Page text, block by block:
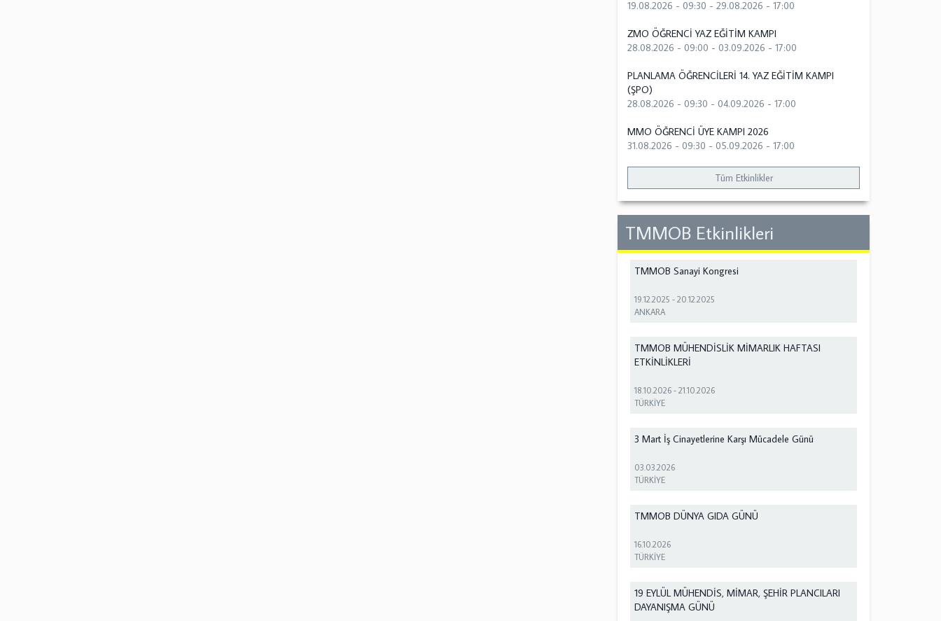
19.08.2026 - 09:30 -29.08.2026 - 17:00
ZMO ÖĞRENCİ YAZ EĞİTİM KAMPI
28.08.2026 - 09:00 -03.09.2026 - 17:00
PLANLAMA ÖĞRENCİLERİ 14. YAZ EĞİTİM KAMPI
(ŞPO)
28.08.2026 - 09:30 -04.09.2026 - 17:00
MMO ÖĞRENCİ ÜYE KAMPI 2026
31.08.2026 - 09:30 -05.09.2026 - 17:00
Tüm Etkinlikler
TMMOB Etkinlikleri
TMMOB Sanayi Kongresi
19.12.2025 -20.12.2025
ANKARA
TMMOB MÜHENDİSLİK MİMARLIK HAFTASI
ETKİNLİKLERİ
18.10.2026 -21.10.2026
TÜRKİYE
3 Mart İş Cinayetlerine Karşı Mücadele Günü
03.03.2026
TÜRKİYE
TMMOB DÜNYA GIDA GÜNÜ
16.10.2026
TÜRKİYE
19 EYLÜL MÜHENDİS, MİMAR, ŞEHİR PLANCILARI
DAYANIŞMA GÜNÜ